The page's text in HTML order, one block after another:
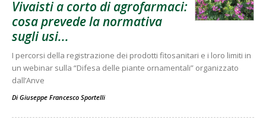
Vivaisti a corto di agrofarmaci:
cosa prevede la normativa
sugli usi...
I percorsi della registrazione dei prodotti fitosanitari e i loro limiti in
un webinar sulla “Difesa delle piante ornamentali” organizzato
dall’Anve
Di Giuseppe Francesco Sportelli